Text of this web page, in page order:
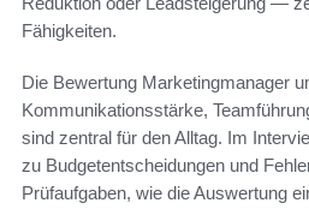
Fähigkeiten.
Die Bewertung Marketingmanager
Kommunikationsstärke,
sind zentral für den Alltag. Im
zu Budgetentscheidungen und
Prüfaufgaben, wie die Auswertung